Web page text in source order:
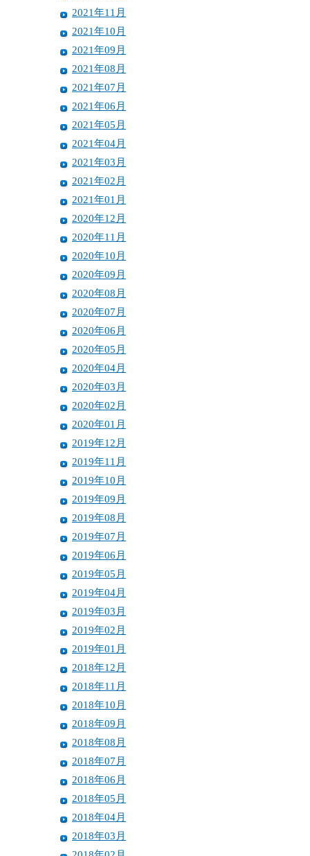
2021年11月
2021年10月
2021年09月
2021年08月
2021年07月
2021年06月
2021年05月
2021年04月
2021年03月
2021年02月
2021年01月
2020年12月
2020年11月
2020年10月
2020年09月
2020年08月
2020年07月
2020年06月
2020年05月
2020年04月
2020年03月
2020年02月
2020年01月
2019年12月
2019年11月
2019年10月
2019年09月
2019年08月
2019年07月
2019年06月
2019年05月
2019年04月
2019年03月
2019年02月
2019年01月
2018年12月
2018年11月
2018年10月
2018年09月
2018年08月
2018年07月
2018年06月
2018年05月
2018年04月
2018年03月